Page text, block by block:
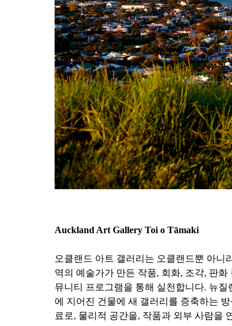
Auckland Art Gallery Toi o Tāmaki
오클랜드 아트 갤러리는 오클랜드뿐 아니
역의 예술가가 만든 작품, 회화, 조각, 판
뮤니티 프로그램을 통해 실천합니다. 뉴질
에 지어진 건물에 새 갤러리를 증축하는
료로, 물리적 공간을, 작품과 외부 사람을